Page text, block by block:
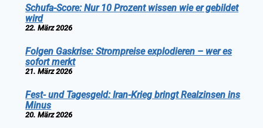
Schufa-Score: Nur 10 Prozent wissen wie er gebildet
wird
22. März 2026
Folgen Gaskrise: Strompreise explodieren – wer es
sofort merkt
21. März 2026
Fest- und Tagesgeld: Iran-Krieg bringt Realzinsen ins
Minus
20. März 2026